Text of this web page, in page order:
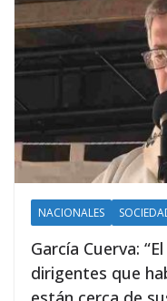
NACIONALES
García Cuerva:
dirigentes que